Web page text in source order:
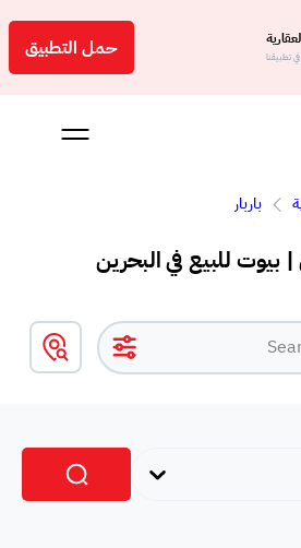
تطبيقنا حمل التطبيق
باربار
بيوت للبيع في البحرين